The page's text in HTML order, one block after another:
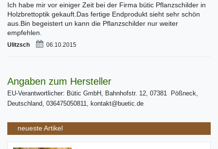
Ich habe mir vor einiger Zeit bei der Firma bütic Pflanzschilder in
Holzbrettoptik gekauft.Das fertige Endprodukt sieht sehr schön
aus.Bin begeistert un kann die Pflanzschilder nur weiter
empfehlen.
Ulitzsch 06.10.2015
Angaben zum Hersteller
EU-Verantwortlicher: Bütic GmbH, Bahnhofstr. 12, 07381 Pößneck,
Deutschland, 036475050811, kontakt@buetic.de
neueste Artikel